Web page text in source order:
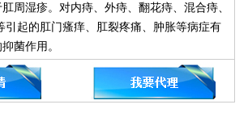
周湿疹。对内痔、外痔、翻花痔、混合痔、
引起的肛门瘙痒、肛裂疼痛、肿胀等病症有
菌作用。